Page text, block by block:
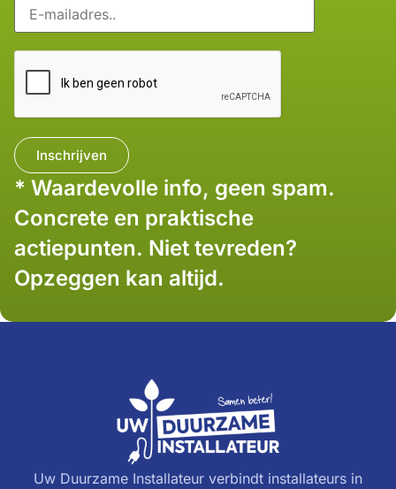
* Waardevolle info, geen spam.
Concrete en praktische
actiepunten. Niet tevreden?
Opzeggen kan altijd.
Uw Duurzame Installateur verbindt installateurs in